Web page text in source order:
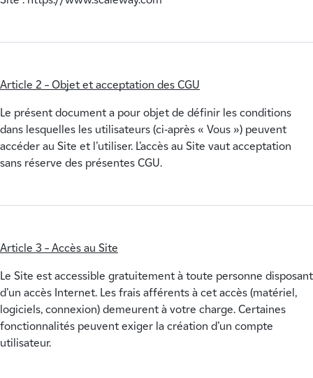
Article 2 – Objet et acceptation des CGU
Le présent document a pour objet de définir les conditions
dans lesquelles les utilisateurs (ci-après « Vous ») peuvent
accéder au Site et l’utiliser. L’accès au Site vaut acceptation
sans réserve des présentes CGU.
Article 3 – Accès au Site
Le Site est accessible gratuitement à toute personne disposant
d’un accès Internet. Les frais afférents à cet accès (matériel,
logiciels, connexion) demeurent à votre charge. Certaines
fonctionnalités peuvent exiger la création d’un compte
utilisateur.